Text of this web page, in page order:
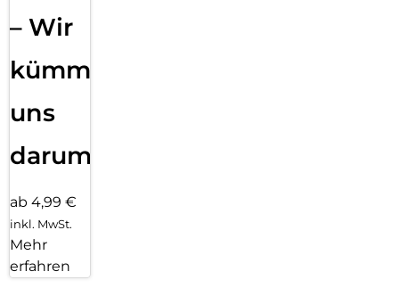
– Wir
kümmern
uns
darum!
ab 4,99 €
inkl. MwSt.
Mehr
erfahren